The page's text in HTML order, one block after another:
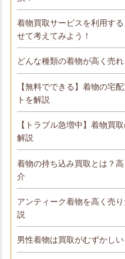
着物買取サービスを利用す
せて考えてみよう！
どんな種類の着物が高く売れ
【無料でできる】着物の宅
トを解説
【トラブル急増中】着物買
解説
着物の持ち込み買取とは？
介
アンティーク着物を高く売
説
男性着物は買取がむずかし